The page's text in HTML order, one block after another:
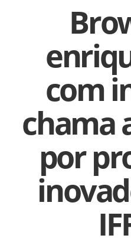
com
chama
por